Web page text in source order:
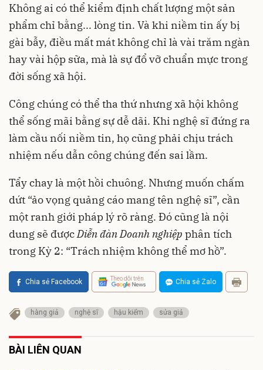
Không ai có thể kiểm định chất lượng một sản
phẩm chỉ bằng... lòng tin. Và khi niềm tin ấy bị
gài bẫy, điều mất mát không chỉ là vài trăm ngàn
hay vài hộp sữa, mà là sự đổ vỡ chuẩn mực trong
đời sống xã hội.
Công chúng có thể tha thứ nhưng xã hội không
thể sống mãi bằng sự dễ dãi. Khi nghệ sĩ đứng ra
làm cầu nối niềm tin, họ cũng phải chịu trách
nhiệm nếu dẫn công chúng đến sai lầm.
Tẩy chay là một hồi chuông. Nhưng muốn chấm
dứt “ảo vọng quảng cáo mang tên nghệ sĩ”, cần
một ranh giới pháp lý rõ ràng. Đó cũng là nội
dung sẽ đượcDiễn đàn Doanh nghiệp phân tích
trong Kỳ 2: “Trách nhiệm không thể mơ hồ”.
Chia sẻ Facebook Theo dõi trên Chia sẻ Zalo
hàng giả nghệ sĩ hậu kiểm sửa giả
BÀI LIÊN QUAN